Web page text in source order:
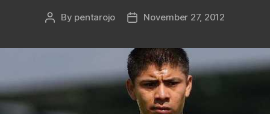
Post
By pentarojo
PostNovember 27, 2012